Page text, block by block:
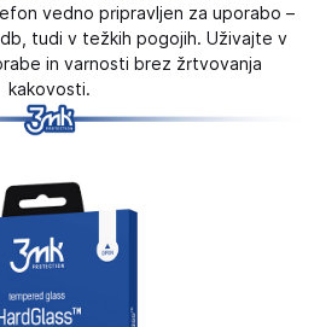
vedno pripravljen za uporabo –
tudi v težkih pogojih. Uživajte v
in varnosti brez žrtvovanja
kakovosti.